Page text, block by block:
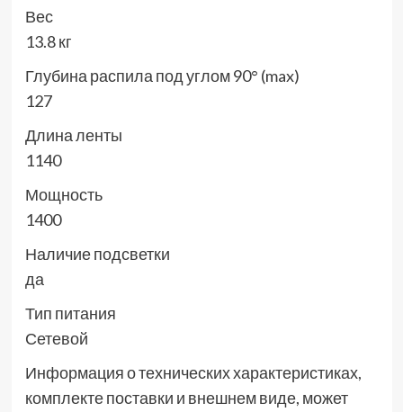
Вес
13.8 кг
Глубина распила под углом 90° (max)
127
Длина ленты
1140
Мощность
1400
Наличие подсветки
да
Тип питания
Сетевой
Информация о технических характеристиках,
комплекте поставки и внешнем виде, может